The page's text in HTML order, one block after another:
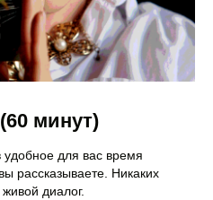
минут)
для вас время
рассказываете. Никаких
диалог.